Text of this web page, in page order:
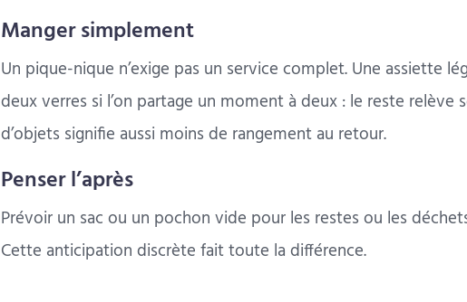
Manger simplement
Un pique-nique n’exige pas un service complet. Une assiette
deux verres si l’on partage un moment à deux : le reste relève
d’objets signifie aussi moins de rangement au retour.
Penser l’après
Prévoir un sac ou un pochon vide pour les restes ou les
Cette anticipation discrète fait toute la différence.